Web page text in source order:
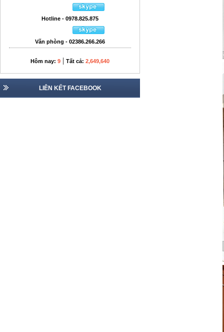
Hotline - 0978.825.875
Văn phòng - 02386.266.266
Hôm nay: 9 | Tất cả: 2,649,640
LIÊN KẾT FACEBOOK